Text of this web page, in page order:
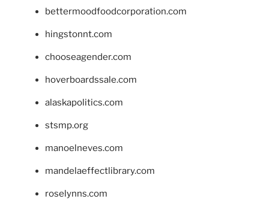
bettermoodfoodcorporation.com
hingstonnt.com
chooseagender.com
hoverboardssale.com
alaskapolitics.com
stsmp.org
manoelneves.com
mandelaeffectlibrary.com
roselynns.com